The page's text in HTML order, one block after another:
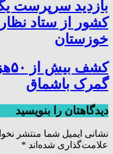
بازدید سرپرست
کشور از ستاد
خوزستان
گمرک باشماق
دیدگاهتان را بنویسید
نشانی ایمیل شما منتشر
علامت‌گذاری شده‌اند *